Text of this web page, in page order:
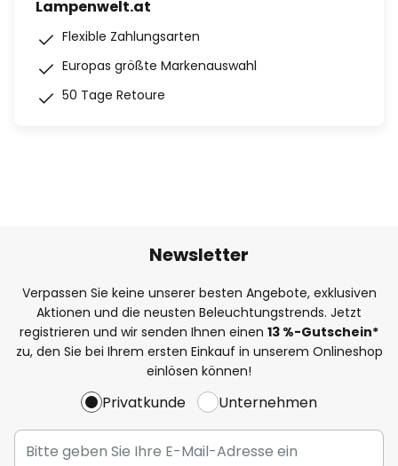
Lampenwelt.at
Flexible Zahlungsarten
Europas größte Markenauswahl
50 Tage Retoure
Newsletter
Verpassen Sie keine unserer besten Angebote, exklusiven
Aktionen und die neusten Beleuchtungstrends. Jetzt
registrieren und wir senden Ihnen einen 13 %-Gutschein*
zu, den Sie bei Ihrem ersten Einkauf in unserem Onlineshop
einlösen können!
Privatkunde Unternehmen